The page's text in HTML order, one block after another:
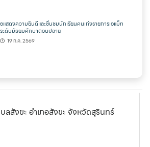
อแสดงความยินดีและชื่นชมนักเรียนคนเก่งรายการเอแม็ท
ระดับมัธยมศึกษาตอนปลาย
19 ก.ค. 2569
สังขะ อำเภอสังขะ จังหวัดสุรินทร์